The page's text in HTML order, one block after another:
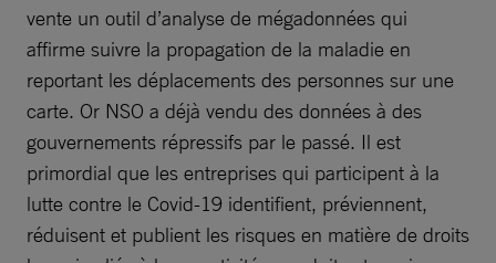
vente un outil d’analyse de mégadonnées qui
affirme suivre la propagation de la maladie en
reportant les déplacements des personnes sur une
carte. Or NSO a déjà vendu des données à des
gouvernements répressifs par le passé. Il est
primordial que les entreprises qui participent à la
lutte contre le Covid-19 identifient, préviennent,
réduisent et publient les risques en matière de droits